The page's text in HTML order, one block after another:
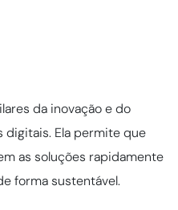
da inovação e do
Ela permite que
as soluções rapidamente
forma sustentável.